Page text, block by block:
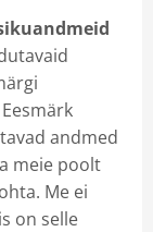
andmed
meie poolt
Me ei
on selle